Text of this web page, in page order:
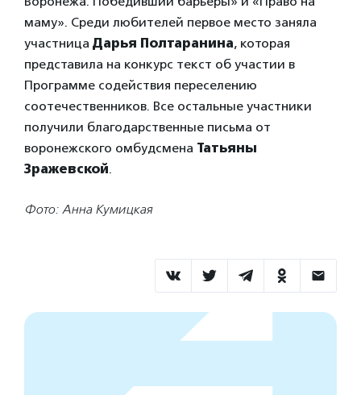
маму». Среди любителей первое место заняла
участница Дарья Полтаранина, которая
представила на конкурс текст об участии в
Программе содействия переселению
соотечественников. Все остальные участники
получили благодарственные письма от
воронежского омбудсмена Татьяны
Зражевской.
Фото: Анна Кумицкая